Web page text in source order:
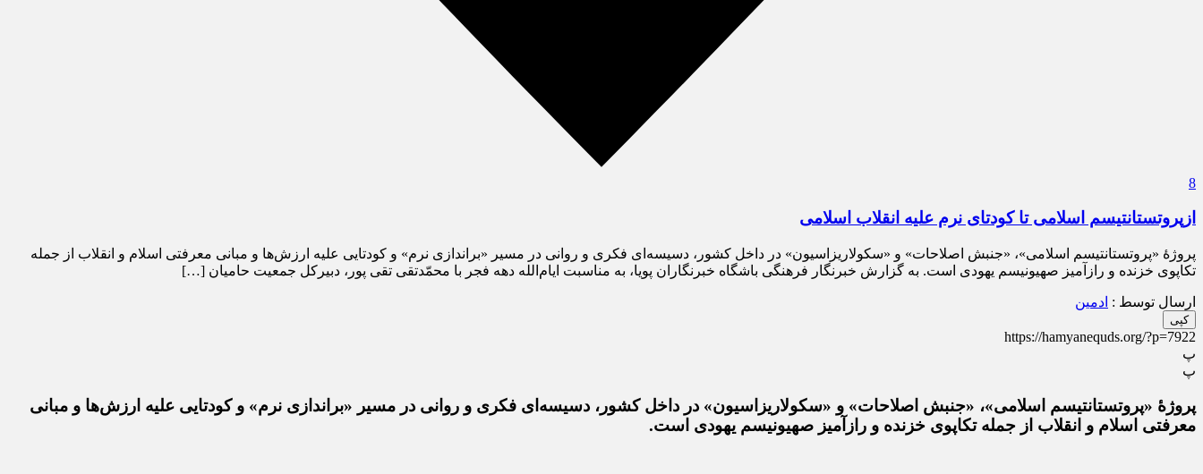
8
ازپروتستانتیسم اسلامی تا کودتای نرم علیه انقلاب اسلامی
پروژۀ «پروتستانتیسم اسلامی»، «جنبش اصلاحات» و «سکولاریزاسیون» در داخل کشور، دسیسه‌ای فکری و روانی در مسیر «براندازی نرم» و کودتایی علیه ارزش‌ها و مبانی معرفتی اسلام و انقلاب از جمله
تکاپوی خزنده و رازآمیز صهیونیسم یهودی است. به گزارش خبرنگار فرهنگی باشگاه خبرنگاران پویا، به مناسبت ایام‌الله دهه فجر با محمّدتقی تقی پور، دبیرکل جمعیت حامیان […]
ارسال توسط : ادمین
کپی
https://hamyanequds.org/?p=7922
پ
پ
پروژۀ «پروتستانتیسم اسلامی»، «جنبش اصلاحات» و «سکولاریزاسیون» در داخل کشور، دسیسه‌ای فکری و روانی در مسیر «براندازی نرم» و کودتایی علیه ارزش‌ها و مبانی
معرفتی اسلام و انقلاب از جمله تکاپوی خزنده و رازآمیز صهیونیسم یهودی است.